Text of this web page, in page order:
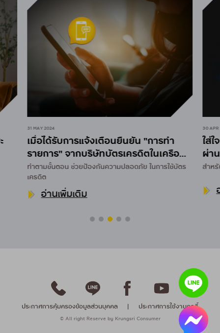
31 MAY 2024
เมื่อได้รับการแจ้งเตือนยืนยัน "การทำ
รายการ" จากบริษัทบัตรเครดิตในเครือ
กรุงศรี คอนซูมเมอร์
ทำตามขั้นตอน ช่วยป้องกันความปลอดภัยในการใช้บัตร
เครดิต
อ่านเพิ่มเติม
30
ใส่
ผ่า
สำห
ประกาศการคุ้มครองข้อมูลส่วนบุคคล | ประกาศการใช้งานคุกกี้
© All right Reserve by Krungsri Consumer